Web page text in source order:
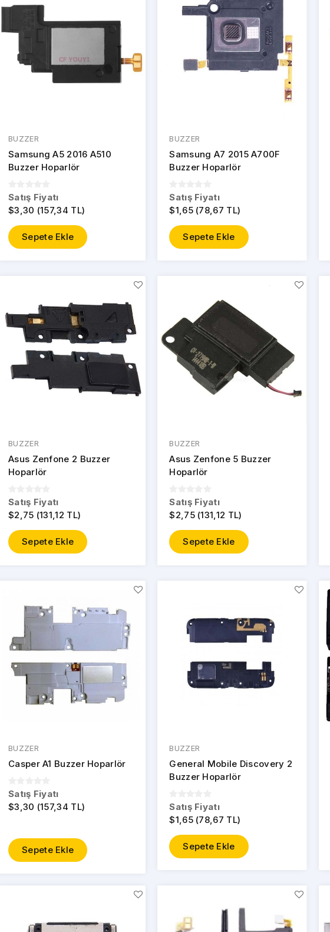
BUZZER
Samsung A5 2016 A510
Buzzer Hoparlör
Satış Fiyatı
$3,30 (157,34 TL)
Sepete Ekle
BUZZER
Samsung A7 2015 A700F
Buzzer Hoparlör
Satış Fiyatı
$1,65 (78,67 TL)
Sepete Ekle
BUZZER
Asus Zenfone 2 Buzzer
Hoparlör
Satış Fiyatı
$2,75 (131,12 TL)
Sepete Ekle
BUZZER
Asus Zenfone 5 Buzzer
Hoparlör
Satış Fiyatı
$2,75 (131,12 TL)
Sepete Ekle
BUZZER
Casper A1 Buzzer Hoparlör
Satış Fiyatı
$3,30 (157,34 TL)
Sepete Ekle
BUZZER
General Mobile Discovery 2
Buzzer Hoparlör
Satış Fiyatı
$1,65 (78,67 TL)
Sepete Ekle